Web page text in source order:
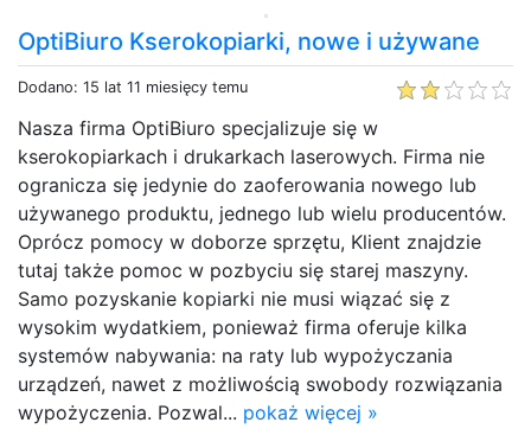
OptiBiuro Kserokopiarki, nowe i używane
Dodano: 15 lat 11 miesięcy temu
Nasza firma OptiBiuro specjalizuje się w
kserokopiarkach i drukarkach laserowych. Firma nie
ogranicza się jedynie do zaoferowania nowego lub
używanego produktu, jednego lub wielu producentów.
Oprócz pomocy w doborze sprzętu, Klient znajdzie
tutaj także pomoc w pozbyciu się starej maszyny.
Samo pozyskanie kopiarki nie musi wiązać się z
wysokim wydatkiem, ponieważ firma oferuje kilka
systemów nabywania: na raty lub wypożyczania
urządzeń, nawet z możliwością swobody rozwiązania
wypożyczenia. Pozwal... pokaż więcej »